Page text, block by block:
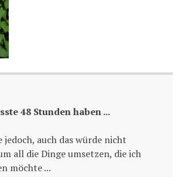
48 Stunden haben ...
jedoch, auch das würde nicht
all die Dinge umsetzen, die ich
möchte ...